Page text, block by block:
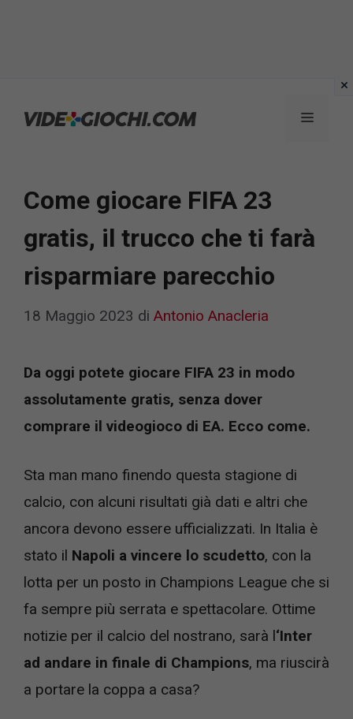
Menu
Come giocare FIFA 23
gratis, il trucco che ti farà
risparmiare parecchio
18 Maggio 2023 di Antonio Anacleria
Da oggi potete giocare FIFA 23 in modo
assolutamente gratis, senza dover
comprare il videogioco di EA. Ecco come.
Sta man mano finendo questa stagione di
calcio, con alcuni risultati già dati e altri che
ancora devono essere ufficializzati. In Italia è
stato il Napoli a vincere lo scudetto, con la
lotta per un posto in Champions League che si
fa sempre più serrata e spettacolare. Ottime
notizie per il calcio del nostrano, sarà l‘Inter
ad andare in finale di Champions, ma riuscirà
a portare la coppa a casa?